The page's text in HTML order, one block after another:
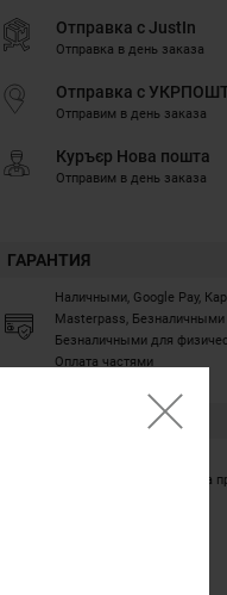
Отправка с JustIn
Отправка в день заказа
Отправка с
Отправим в день заказа
Куръєр Нова пошта
Отправим в день заказа
ГАРАНТИЯ
Наличными, Google Pay,
Masterpass,
Безналичными для
Оплата частями
Обмен/возврат товара на